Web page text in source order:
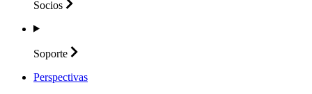
Socios
Soporte
Perspectivas